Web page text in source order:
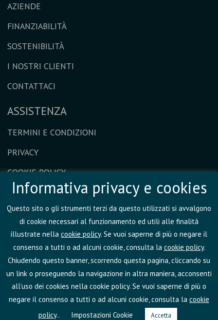
AZIENDE
FINANZIABILITÀ
SOSTENIBILITÀ
I NOSTRI CLIENTI
CONTATTACI
ASSISTENZA
TERMINI E CONDIZIONI
PRIVACY
COOKIE POLICY
ESERCIZIO DEI DIRITTI
CERTIFICAZIONI E POLICY INTERNE
FAQ
DIVENTA UN COACH PARTNER
Informativa privacy e cookies
Questo sito o gli strumenti terzi da questo utilizzati si avvalgono
di cookie necessari al funzionamento ed utili alle finalità
illustrate nella cookie policy. Se vuoi saperne di più o negare il
consenso a tutti o ad alcuni cookie, consulta la cookie policy.
Chiudendo questo banner, scorrendo questa pagina, cliccando su
un link o proseguendo la navigazione in altra maniera, acconsenti
all’uso dei cookies nella cookie policy. Se vuoi saperne di più o
negare il consenso a tutti o ad alcuni cookie, consulta la cookie
policy.. Impostazioni Cookie Accetta